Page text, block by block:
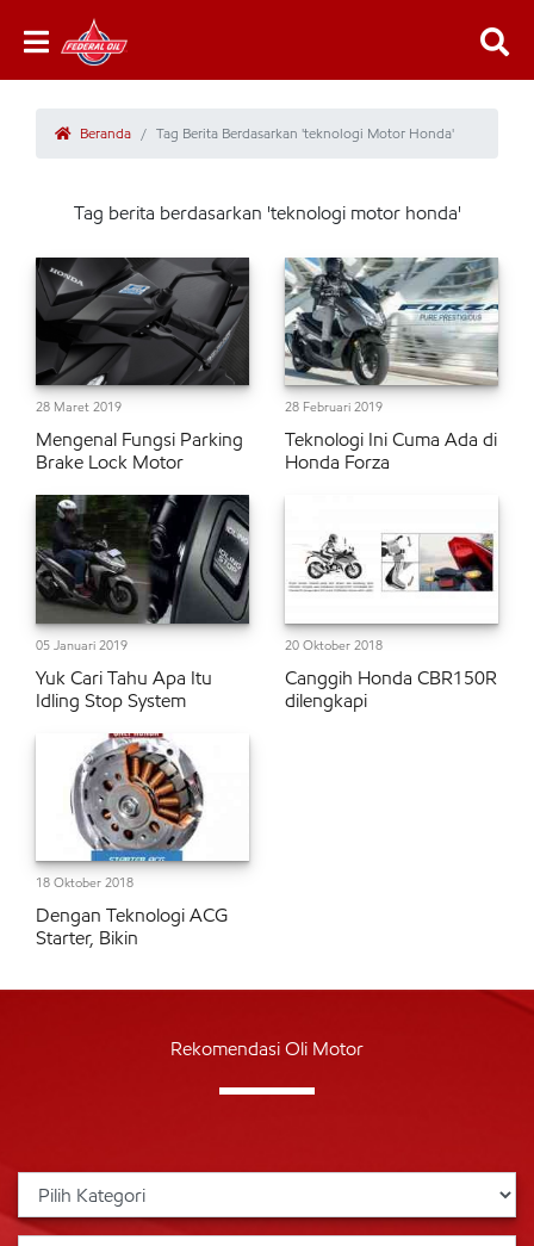
Beranda Tag Berita Berdasarkan 'teknologi Motor Honda'
Tag berita berdasarkan 'teknologi motor honda'
28 Maret 2019
Mengenal Fungsi Parking
Brake Lock Motor
28 Februari 2019
Teknologi Ini Cuma Ada di
Honda Forza
05 Januari 2019
Yuk Cari Tahu Apa Itu
Idling Stop System
20 Oktober 2018
Canggih Honda CBR150R
dilengkapi
18 Oktober 2018
Dengan Teknologi ACG
Starter, Bikin
Rekomendasi Oli Motor